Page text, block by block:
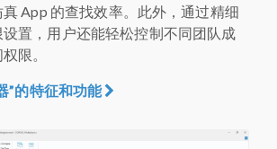
App 的查找效率。此外，通过精细
置，用户还能轻松控制不同团队成
限。
”的特征和功能